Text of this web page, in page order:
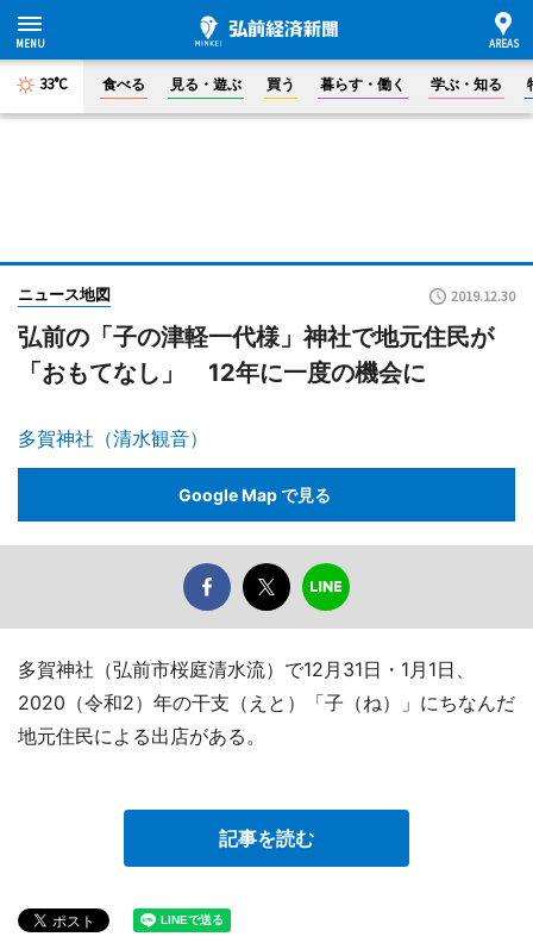
33°C 食べる 見る・遊ぶ 買う 暮らす・働く 学ぶ・知る
ニュース地図 2019.12.30
弘前の「子の津軽一代様」神社で地元住民が
「おもてなし」 12年に一度の機会に
多賀神社（清水観音）
Google Map で見る
多賀神社（弘前市桜庭清水流）で12月31日・1月1日、
2020（令和2）年の干支（えと）「子（ね）」にちなんだ
地元住民による出店がある。
記事を読む